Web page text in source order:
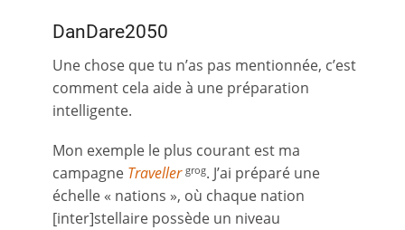
DanDare2050
Une chose que tu n’as pas mentionnée, c’est
comment cela aide à une préparation
intelligente.
Mon exemple le plus courant est ma
campagne Traveller grog. J’ai préparé une
échelle « nations », où chaque nation
[inter]stellaire possède un niveau